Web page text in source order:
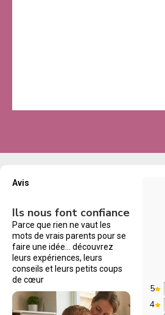
Avis
Ils nous font confiance
Parce que rien ne vaut les
mots de vrais parents pour se
faire une idée… découvrez
leurs expériences, leurs
conseils et leurs petits coups
de cœur
5
4